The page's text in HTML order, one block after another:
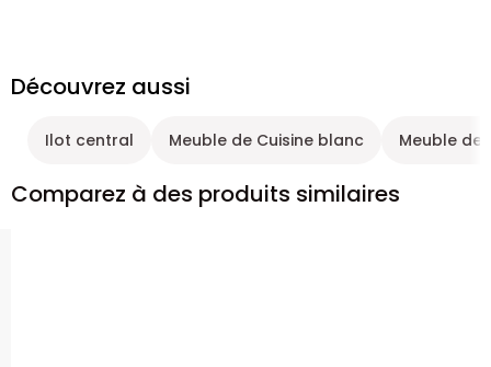
Découvrez aussi
Ilot central Meuble de Cuisine blanc Meuble de
Comparez à des produits similaires